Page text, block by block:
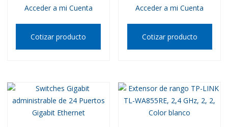
Acceder a mi Cuenta
Cotizar producto
Acceder a mi Cuenta
Cotizar producto